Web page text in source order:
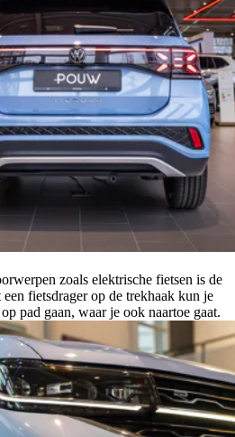
zoals elektrische fietsen is de
fietsdrager op de trekhaak kun je
pad gaan, waar je ook naartoe gaat.